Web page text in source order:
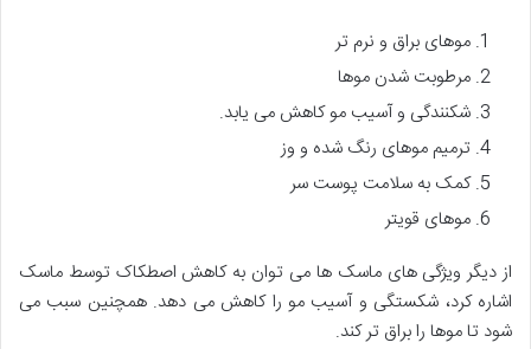
موهای براق و نرم تر
مرطوبت شدن موها
شکنندگی و آسیب مو کاهش می یابد.
ترمیم موهای رنگ شده و وز
کمک به سلامت پوست سر
موهای قویتر
از دیگر ویژگی های ماسک ها می توان به کاهش اصطکاک توسط ماسک
اشاره کرد، شکستگی و آسیب مو را کاهش می دهد. همچنین سبب می
شود تا موها را براق تر کند.